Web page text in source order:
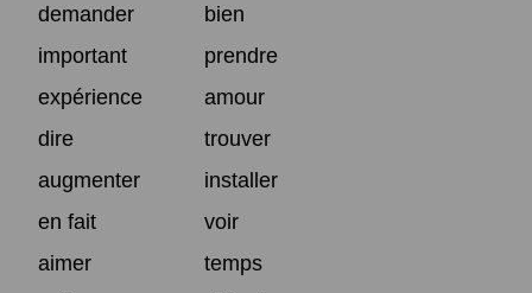
demander
bien
important
prendre
expérience
amour
dire
trouver
augmenter
installer
en fait
voir
aimer
temps